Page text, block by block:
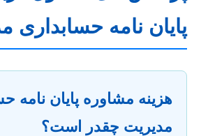
پایان نامه حسابداری
هزینه مشاوره پایان نامه
مدیریت چقدر است؟